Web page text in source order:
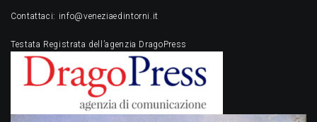
Contattaci: info@veneziaedintorni.it
Testata Registrata dell’agenzia DragoPress